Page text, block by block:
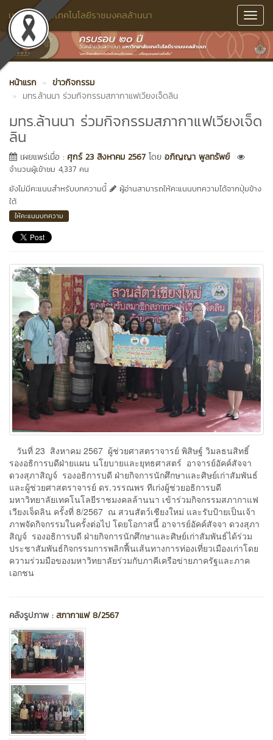
มหาวิทยาลัยเทคโนโลยีราชมงคลล้านนา
หน้าแรก
ข่าวกิจกรรม
มทร.ล้านนา ร่วมกิจกรรมสภากาแฟเวียงเจ็ดลิน
มทร.ล้านนา ร่วมกิจกรรมสภากาแฟเวียงเจ็ด
ลิน
เผยแพร่เมื่อ : ศุกร์ 23 สิงหาคม 2567 โดย อภิญญา พูลทรัพย์
จำนวนผู้เข้าชม 4,337 คน
ยังไม่มีคะแนนสำหรับบทความนี้
ผู้อ่านสามารถให้คะแนนบทความได้จากปุ่มข้าง
ใต้
ให้คะแนนบทความ
วันที่ 23 สิงหาคม 2567 ผู้ช่วยศาสตราจารย์ พิสิษฐ์ วิมลธนสิทธิ์
รองอธิการบดีฝ่ายแผน นโยบายและยุทธศาสตร์ อาจารย์อัคค์สัจจา
ดวงสุภาสิญจ์ รองอธิการบดี ฝ่ายกิจการนักศึกษาและศิษย์เก่าสัมพันธ์
และผู้ช่วยศาสตราจารย์ ดร.วรรณพร ทีเก่งผู้ช่วยอธิการบดี
มหาวิทยาลัยเทคโนโลยีราชมงคลล้านนา เข้าร่วมกิจกรรมสภากาแฟ
เวียงเจ็ดลิน ครั้งที่ 8/2567 ณ สวนสัตว์เชียงใหม่ และรับป้ายเป็นเจ้า
ภาพจัดกิจกรรมในครั้งต่อไป โดยโอกาสนี้ อาจารย์อัคค์สัจจา ดวงสุภา
สิญจ์ รองอธิการบดี ฝ่ายกิจการนักศึกษาและศิษย์เก่าสัมพันธ์ได้ร่วม
ประชาสัมพันธ์กิจกรรมการพลิกฟื้นเส้นทางการท่องเที่ยวเมืองเก่าโดย
ความร่วมมือของมหาวิทยาลัยร่วมกับภาคีเครือข่ายภาครัฐและภาค
เอกชน
คลังรูปภาพ :สภากาแฟ 8/2567